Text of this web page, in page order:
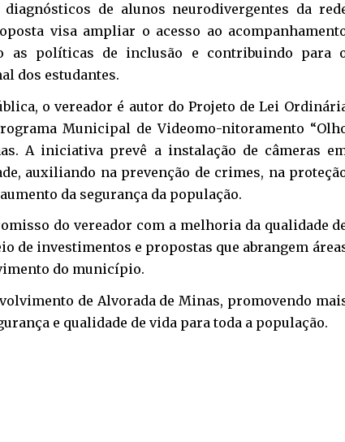
de alunos neurodivergentes da
visa ampliar o acesso ao
as políticas de inclusão e contribuindo para
dos estudantes.
o vereador é autor do Projeto de Lei
Municipal de Videomo-nitoramento
A iniciativa prevê a instalação de câmeras
auxiliando na prevenção de crimes, na
da segurança da população.
do vereador com a melhoria da qualidade
de investimentos e propostas que abrangem
do município.
de Alvorada de Minas, promovendo
e qualidade de vida para toda a população.